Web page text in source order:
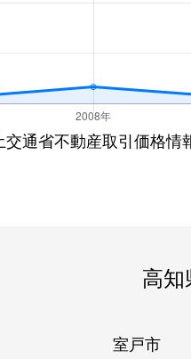
通省不動産取引価格情
高
室戸市